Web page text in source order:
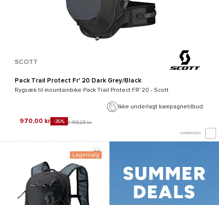
SCOTT
Pack Trail Protect Fr' 20 Dark Grey/Black
Rygsæk til mountainbike Pack Trail Protect FR' 20 - Scott
Ikke underlagt kampagnetilbud.
970,00 kr -35% 1 493,25 kr
SAMMENLIGN
Lagersalg